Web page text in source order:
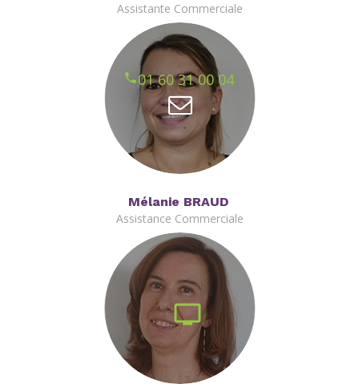
Assistante Commerciale
01 60 31 00 04
Mélanie BRAUD
Assistance Commerciale